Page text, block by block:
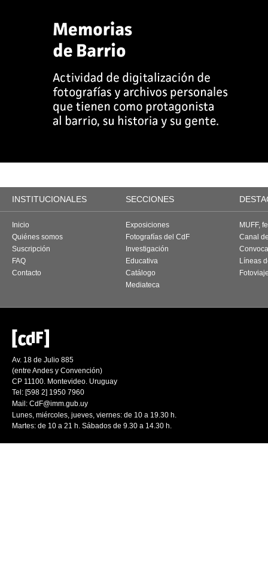
INSTITUCIONALES SECCIONES
Inicio
Quiénes somos
Suscripción
FAQ
Contacto
Exposiciones
Fotografías del CdF
Investigación
Educativa
Catálogo
Mediateca
MUFF,
Canal
Líneas
Av. 18 de Julio 885
(entre Andes y Convención)
CP 11100. Montevideo. Uruguay
Tel: [598 2] 1950 7960
Mail: CdF@imm.gub.uy
Lunes, miércoles, jueves, viernes: de 10 a 19.30 h.
Martes: de 10 a 21 h. Sábados de 9.30 a 14.30 h.